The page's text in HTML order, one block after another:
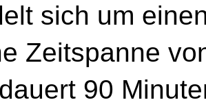
sich um
Zeitspanne
90